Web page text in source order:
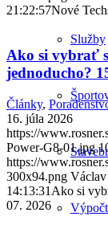
Služby
21:22:57Nové
Ako si vybrať
jednoducho?
Články,
16. júla 2026
https://
Power-G8-01.jpg
https://
300x94.png Václav
14:13:31 Ako si
07. 2026